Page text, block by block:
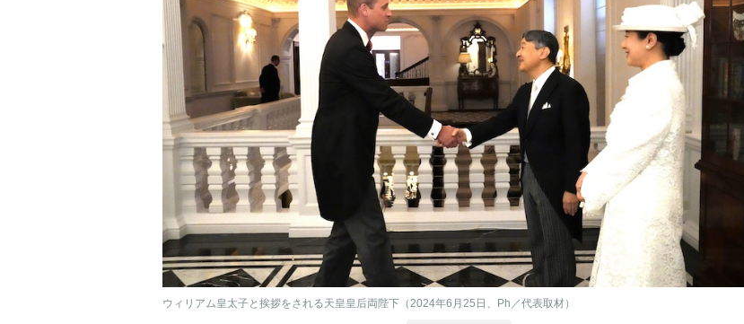
ウィリアム皇太子と挨拶をされる天皇皇后両陛下（2024年6月25日、Ph／代表取材）